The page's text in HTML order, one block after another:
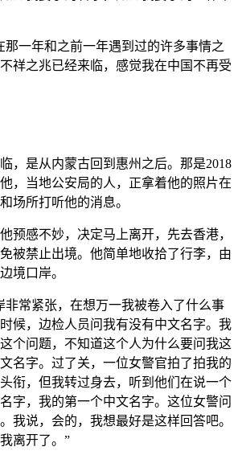
那一年和之前一年遇到过的许多事情之
祥之兆已经来临，感觉我在中国不再受
，是从内蒙古回到惠州之后。那是2018
，当地公安局的人，正拿着他的照片在
场所打听他的消息。
预感不妙，决定马上离开，先去香港，
被禁止出境。他简单地收拾了行李，由
境口岸。
非常紧张，在想万一我被卷入了什么事
候，边检人员问我有没有中文名字。我
个问题，不知道这个人为什么要问我这
名字。过了关，一位女警官拍了拍我的
衔，但我转过身去，听到他们在说一个
字，我的第一个中文名字。这位女警问
我说，会的，我想最好是这样回答吧。
离开了。”